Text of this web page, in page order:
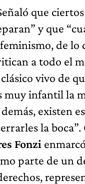
que
y que
de lo
a todo el
vivo de
muy infantil la
existen
la boca”.
Fonzi
parte de un